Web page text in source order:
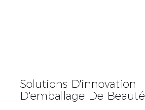
Solutions D'innovation
D'emballage De Beauté